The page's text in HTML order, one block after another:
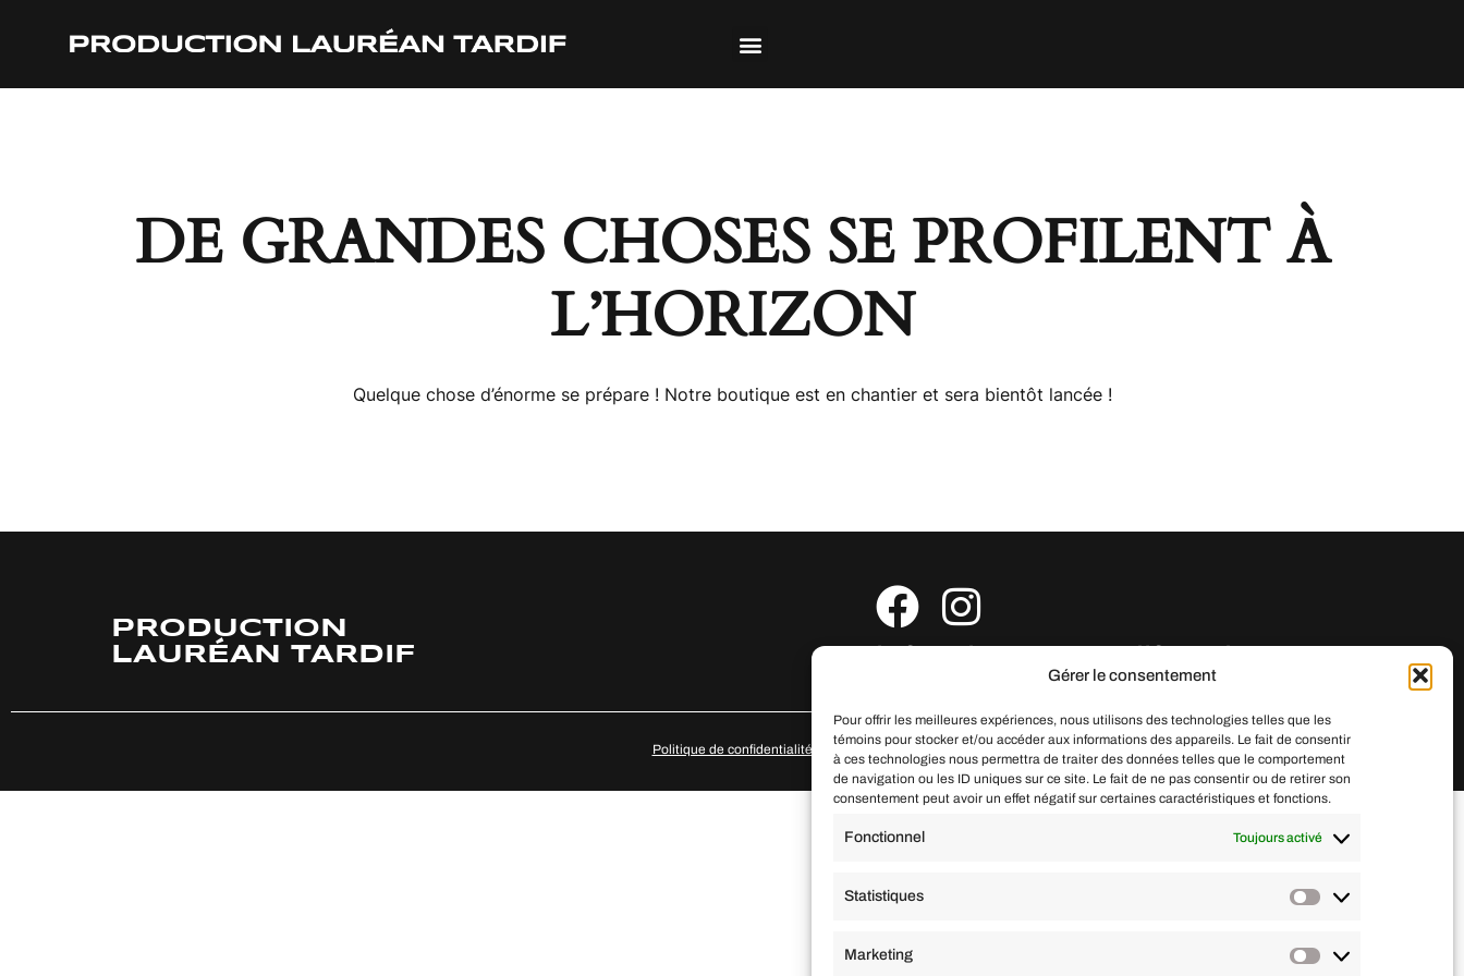
Gérer le consentement
Pour offrir les meilleures expériences, nous utilisons des technologies telles que les
témoins pour stocker et/ou accéder aux informations des appareils. Le fait de consentir
à ces technologies nous permettra de traiter des données telles que le comportement
de navigation ou les ID uniques sur ce site. Le fait de ne pas consentir ou de retirer son
consentement peut avoir un effet négatif sur certaines caractéristiques et fonctions.
Fonctionnel Toujours activé
Statistiques
Marketing
DE GRANDES CHOSES SE PROFILENT À
L’HORIZON
Quelque chose d’énorme se prépare ! Notre boutique est en chantier et sera bientôt lancée !
PRODUCTION
LAURÉAN TARDIF
info@laureantardifprod.com
Politique de confidentialité
Réalisé parSens du Style